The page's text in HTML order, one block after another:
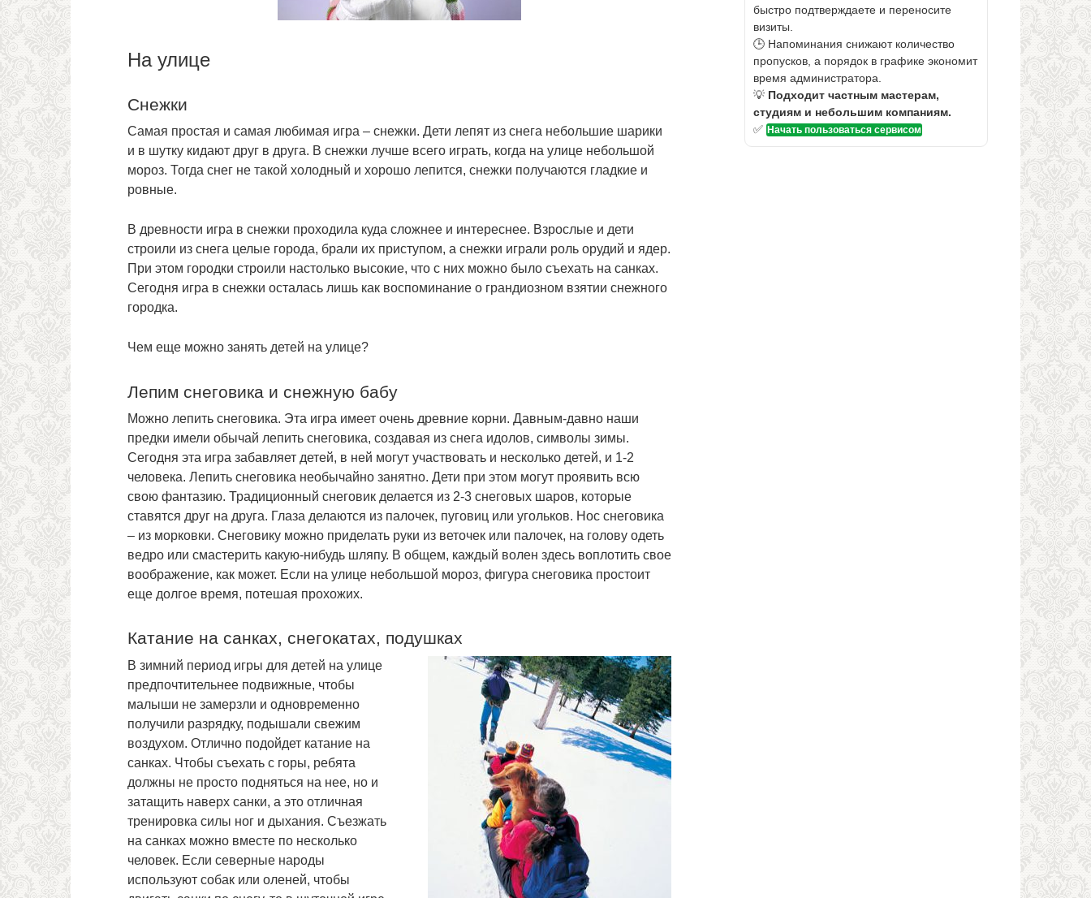
На улице
Снежки
Самая простая и самая любимая игра – снежки. Дети лепят из снега небольшие шарики
и в шутку кидают друг в друга. В снежки лучше всего играть, когда на улице небольшой
мороз. Тогда снег не такой холодный и хорошо лепится, снежки получаются гладкие и
ровные.
В древности игра в снежки проходила куда сложнее и интереснее. Взрослые и дети
строили из снега целые города, брали их приступом, а снежки играли роль орудий и ядер.
При этом городки строили настолько высокие, что с них можно было съехать на санках.
Сегодня игра в снежки осталась лишь как воспоминание о грандиозном взятии снежного
городка.
Чем еще можно занять детей на улице?
Лепим снеговика и снежную бабу
Можно лепить снеговика. Эта игра имеет очень древние корни. Давным-давно наши
предки имели обычай лепить снеговика, создавая из снега идолов, символы зимы.
Сегодня эта игра забавляет детей, в ней могут участвовать и несколько детей, и 1-2
человека. Лепить снеговика необычайно занятно. Дети при этом могут проявить всю
свою фантазию. Традиционный снеговик делается из 2-3 снеговых шаров, которые
ставятся друг на друга. Глаза делаются из палочек, пуговиц или угольков. Нос снеговика
– из морковки. Снеговику можно приделать руки из веточек или палочек, на голову одеть
ведро или смастерить какую-нибудь шляпу. В общем, каждый волен здесь воплотить свое
воображение, как может. Если на улице небольшой мороз, фигура снеговика простоит
еще долгое время, потешая прохожих.
Катание на санках, снегокатах, подушках
В зимний период игры для детей на улице
предпочтительнее подвижные, чтобы
малыши не замерзли и одновременно
получили разрядку, подышали свежим
воздухом. Отлично подойдет катание на
санках. Чтобы съехать с горы, ребята
должны не просто подняться на нее, но и
затащить наверх санки, а это отличная
тренировка силы ног и дыхания. Съезжать
на санках можно вместе по несколько
человек. Если северные народы
используют собак или оленей, чтобы
быстро подтверждаете и переносите
визиты.
🕒 Напоминания снижают количество
пропусков, а порядок в графике экономит
время администратора.
💡 Подходит частным мастерам,
студиям и небольшим компаниям.
✅ Начать пользоваться сервисом